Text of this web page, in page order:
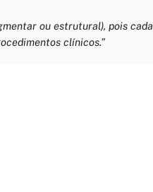
ou estrutural), pois cada
clínicos.”